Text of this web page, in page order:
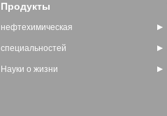
Продукты
нефтехимическая
специальностей
Науки о жизни